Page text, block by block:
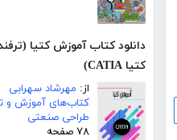
دانلود کتاب آموزش کتیا
کتیا CATIA)
از: مهرشاد سهرابی
کتاب‌های آموزش و
طراحی صنعتی
۷۸ صفحه